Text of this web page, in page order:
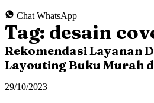
Chat WhatsApp
Tag: desain
Rekomendasi Layanan
Layouting Buku Murah
29/10/2023